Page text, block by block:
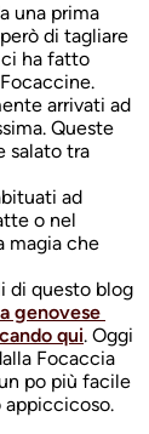
una prima
di tagliare
ci ha fatto
arrivati ad
Queste
salato tra
ad
o nel
magia che
di questo blog
genovese
qui. Oggi
Focaccia
po più facile
appiccicoso.